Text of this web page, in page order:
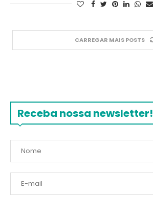
CARREGAR MAIS POSTS
Receba nossa newsletter!